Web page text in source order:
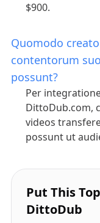
$900.
Quomodo
contentorum
possunt?
Per
DittoDub.com,
videos
possunt ut
Put This
DittoDub